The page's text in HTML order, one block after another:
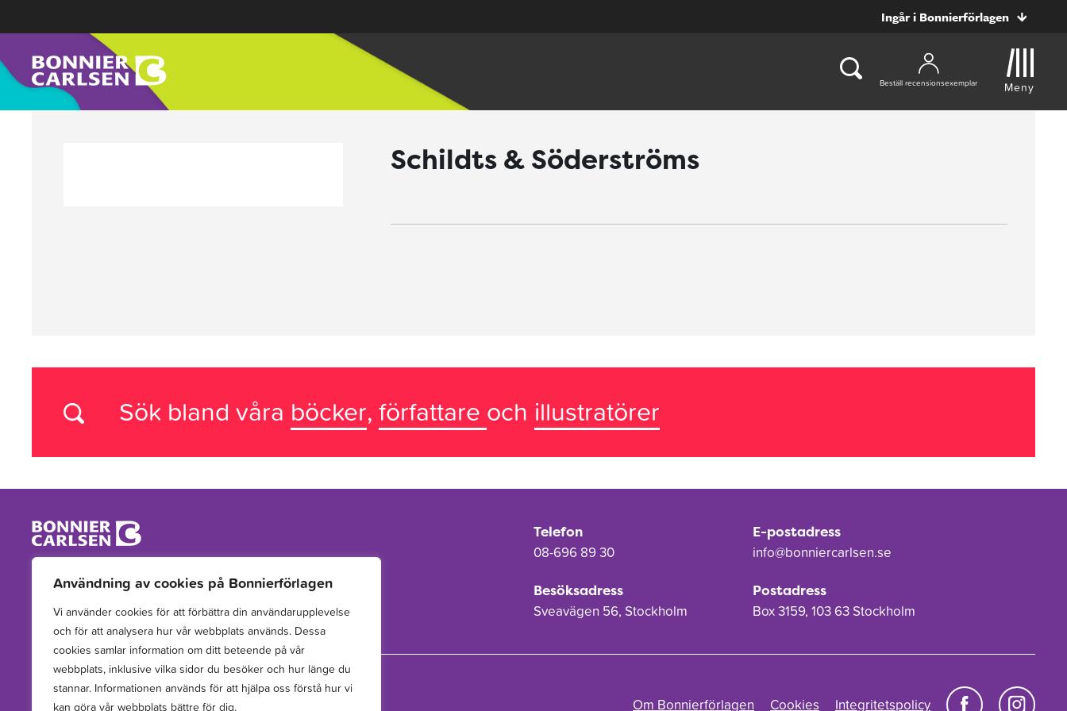
Användning av cookies på Bonnierförlagen
Vi använder cookies för att förbättra din användarupplevelse
och för att analysera hur vår webbplats används. Dessa
cookies samlar information om ditt beteende på vår
webbplats, inklusive vilka sidor du besöker och hur länge du
stannar. Informationen används för att hjälpa oss förstå hur vi
kan göra vår webbplats bättre för dig.
Ingår i Bonnierförlagen
Beställ recensionsexemplar Meny
Schildts & Söderströms
Sök bland våra böcker,författare och illustratörer
Vi arbetar med att hitta, utveckla, publicera och sprida
berättelser för barn och unga.
Telefon
08-696 89 30
E-postadress
info@bonniercarlsen.se
Besöksadress
Sveavägen 56, Stockholm
Postadress
Box 3159, 103 63 Stockholm
Om Bonnierförlagen Cookies Integritetspolicy